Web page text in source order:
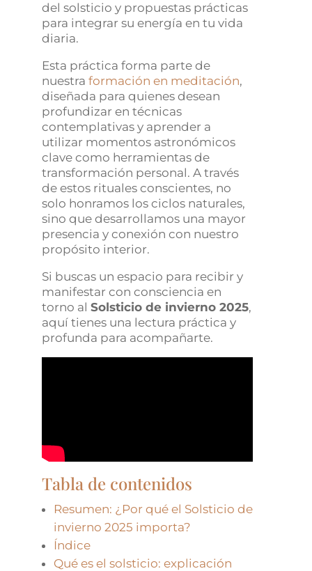
del solsticio y propuestas prácticas
para integrar su energía en tu vida
diaria.
Esta práctica forma parte de
nuestraformación en meditación,
diseñada para quienes desean
profundizar en técnicas
contemplativas y aprender a
utilizar momentos astronómicos
clave como herramientas de
transformación personal. A través
de estos rituales conscientes, no
solo honramos los ciclos naturales,
sino que desarrollamos una mayor
presencia y conexión con nuestro
propósito interior.
Si buscas un espacio para recibir y
manifestar con consciencia en
torno alSolsticio de invierno 2025,
aquí tienes una lectura práctica y
profunda para acompañarte.
Tabla de contenidos
Resumen: ¿Por qué el Solsticio de
invierno 2025 importa?
Índice
Qué es el solsticio: explicación